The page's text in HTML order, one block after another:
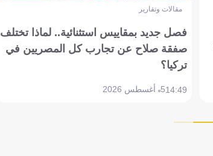
مقالات وتقارير
فصل جديد بمقاييس استثنائية.. لماذا تختلف
صفقة صلاح عن تجارب كل المصريين في
تركيا؟
14:495 أغسطس 2026